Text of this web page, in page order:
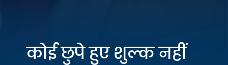
कोई छुपे हुए शुल्क नहीं